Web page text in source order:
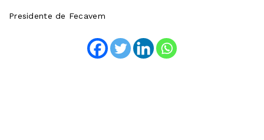
Presidente de Fecavem